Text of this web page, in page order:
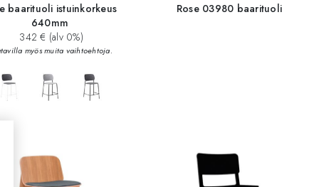
baarituoli istuinkorkeus
640mm
342 € (alv 0%)
myös muita vaihtoehtoja.
Rose 03980 baarituoli